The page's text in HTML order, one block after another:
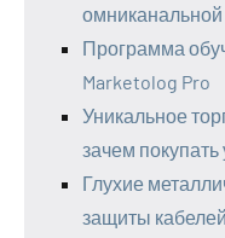
омниканальной
Программа
Marketolog Pro
Уникальное
зачем покупать
Глухие
защиты кабелей